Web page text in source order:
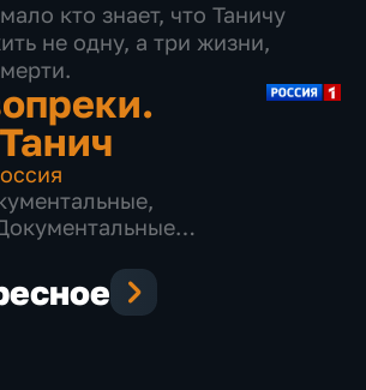
кто знает, что Таничу
не одну, а три жизни,
,